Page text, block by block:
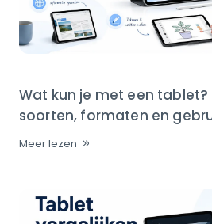
Wat kun je met een tablet?
soorten, formaten en
Meer lezen